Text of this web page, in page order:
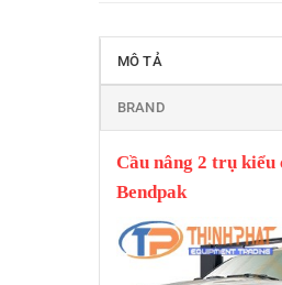
MÔ TẢ
BRAND
Cầu nâng 2 trụ kiểu
Bendpak